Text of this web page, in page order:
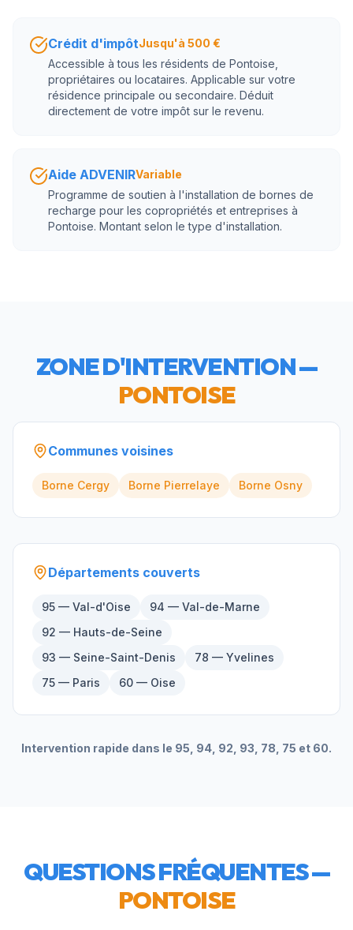
Crédit d'impôtJusqu'à 500 €
Accessible à tous les résidents de Pontoise,
propriétaires ou locataires. Applicable sur votre
résidence principale ou secondaire. Déduit
directement de votre impôt sur le revenu.
Aide ADVENIRVariable
Programme de soutien à l'installation de bornes de
recharge pour les copropriétés et entreprises à
Pontoise. Montant selon le type d'installation.
ZONE D'INTERVENTION —
PONTOISE
Communes voisines
Borne Cergy Borne Pierrelaye Borne Osny
Départements couverts
95 — Val-d'Oise
94 — Val-de-Marne
92 — Hauts-de-Seine
93 — Seine-Saint-Denis
78 — Yvelines
75 — Paris
60 — Oise
Intervention rapide dans le 95, 94, 92, 93, 78, 75 et 60.
QUESTIONS FRÉQUENTES —
PONTOISE